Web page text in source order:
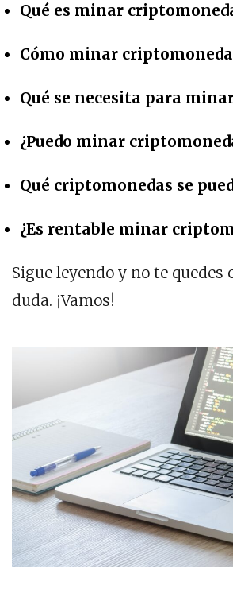
Qué es minar
Cómo minar
Qué se necesita para
¿Puedo minar
Qué criptomonedas se
¿Es rentable minar
Sigue leyendo y no te
duda. ¡Vamos!